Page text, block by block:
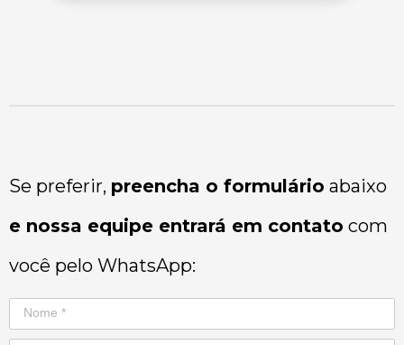
Se preferir, preencha o formulário abaixo
e nossa equipe entrará em contato com
você pelo WhatsApp: